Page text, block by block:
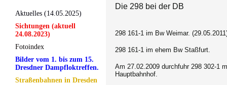
Aktuelles (14.05.2025)
Sichtungen (aktuell
24.08.2023)
Fotoindex
Bilder vom 1. bis zum 15.
Dresdner Dampfloktreffen.
Straßenbahnen in Dresden
Die 298 bei der DB
298 161-1 im Bw Weimar.
298 161-1 im ehem Bw Staßfurt.
Am 27.02.2009 durchfuhr 298 302-1
Hauptbahnhof.